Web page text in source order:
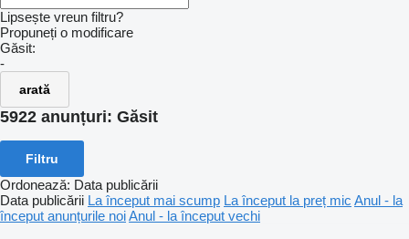
Lipsește vreun filtru?
Propuneți o modificare
Găsit:
-
arată
5922 anunțuri: Găsit
Filtru
Ordonează: Data publicării
Data publicării La început mai scump La început la preț mic Anul - la
început anunțurile noiAnul - la început vechi